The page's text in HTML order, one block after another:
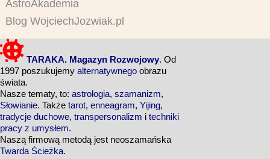
AstroAkademia
Blog WojciechJozwiak.pl
TARAKA. Magazyn Rozwojowy. Od
1997 poszukujemy alternatywnego obrazu
świata.
Nasze tematy, to: astrologia, szamanizm,
Słowianie. Także tarot, enneagram, Yijing,
tradycje duchowe, transpersonalizm i techniki
pracy z umysłem.
Naszą firmową metodą jest neoszamańska
Twarda Ścieżka.